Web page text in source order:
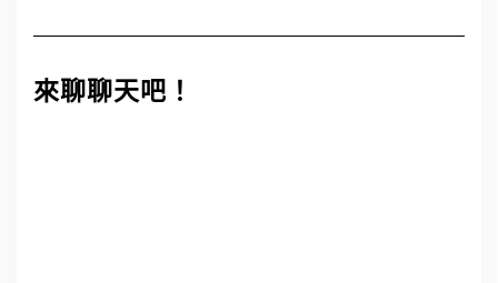
來聊聊天吧！